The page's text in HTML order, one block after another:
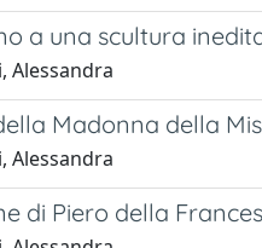
a una scultura
Alessandra
Madonna della
Alessandra
di Piero della